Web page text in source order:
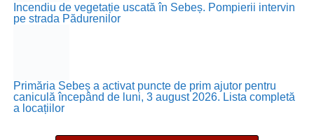
Incendiu de vegetație uscată în Sebeș. Pompierii intervin
pe strada Pădurenilor
Primăria Sebeș a activat puncte de prim ajutor pentru
caniculă începând de luni, 3 august 2026. Lista completă
a locațiilor